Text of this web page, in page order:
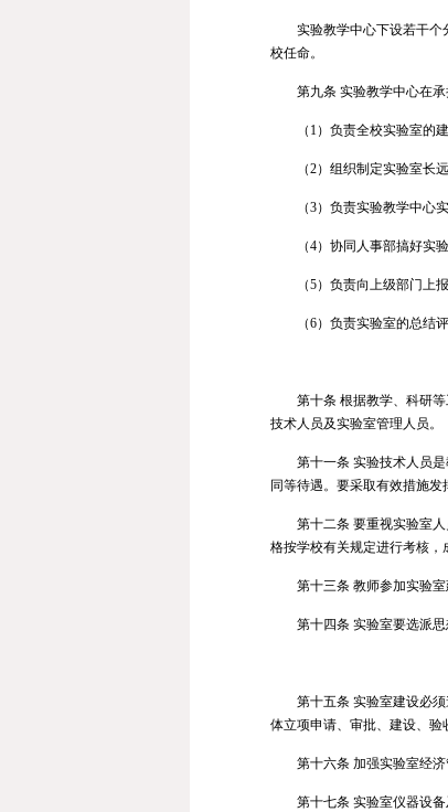
实验教学中心下设若干
校任命。
第九条 实验教学中心在
（1）负责全校实验室的
（2）组织制定实验室长
（3）负责实验教学中心
（4）协同人事部搞好实
（5）负责向上级部门上
（6）负责实验室的总结
第十条 根据教学、科研
技术人员及实验室管理人员。
第十一条 实验技术人员
同等待遇。要采取有效措施发
第十二条 要重视实验室
格按学校有关规定进行考核，
第十三条 教师参加实验
第十四条 实验室要选派
第十五条 实验室建设必
体立项申请、审批、建设、验
第十六条 加强实验室经
第十七条 实验室仪器设